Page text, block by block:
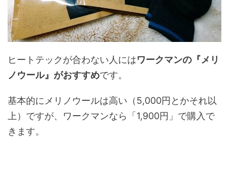
ヒートテックが合わない人にはワークマンの『メリ
ノウール』がおすすめです。
基本的にメリノウールは高い（5,000円とかそれ以
上）ですが、ワークマンなら「1,900円」で購入で
きます。